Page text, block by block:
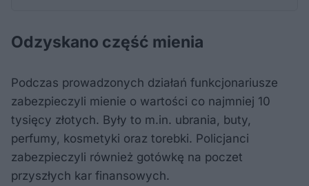
Odzyskano część mienia
Podczas prowadzonych działań funkcjonariusze
zabezpieczyli mienie o wartości co najmniej 10
tysięcy złotych. Były to m.in. ubrania, buty,
perfumy, kosmetyki oraz torebki. Policjanci
zabezpieczyli również gotówkę na poczet
przyszłych kar finansowych.